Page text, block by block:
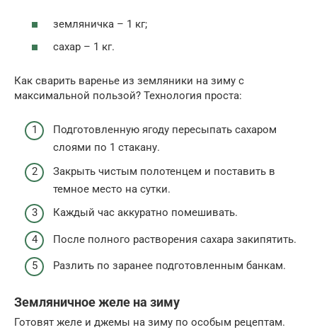
земляничка – 1 кг;
сахар – 1 кг.
Как сварить варенье из земляники на зиму с
максимальной пользой? Технология проста:
Подготовленную ягоду пересыпать сахаром
слоями по 1 стакану.
Закрыть чистым полотенцем и поставить в
темное место на сутки.
Каждый час аккуратно помешивать.
После полного растворения сахара закипятить.
Разлить по заранее подготовленным банкам.
Земляничное желе на зиму
Готовят желе и джемы на зиму по особым рецептам.